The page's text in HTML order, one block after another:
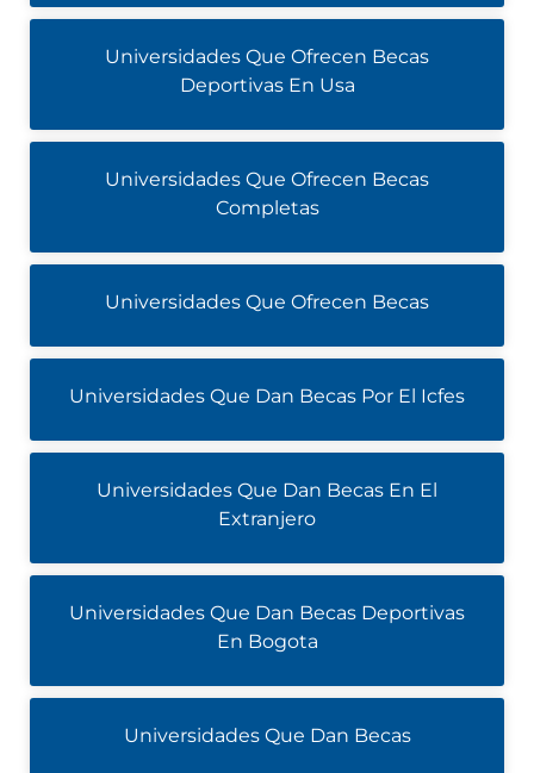
Universidades Que Ofrecen Becas
Deportivas En Usa
Universidades Que Ofrecen Becas
Completas
Universidades Que Ofrecen Becas
Universidades Que Dan Becas Por El Icfes
Universidades Que Dan Becas En El
Extranjero
Universidades Que Dan Becas Deportivas
En Bogota
Universidades Que Dan Becas